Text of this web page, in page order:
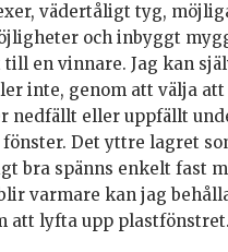
vädertåligt tyg,
och inbyggt
till en vinnare. Jag kan
inte, genom att välja
nedfällt eller uppfällt
Det yttre lagret
bra spänns enkelt fast
varmare kan jag
att lyfta upp plastfönstret.